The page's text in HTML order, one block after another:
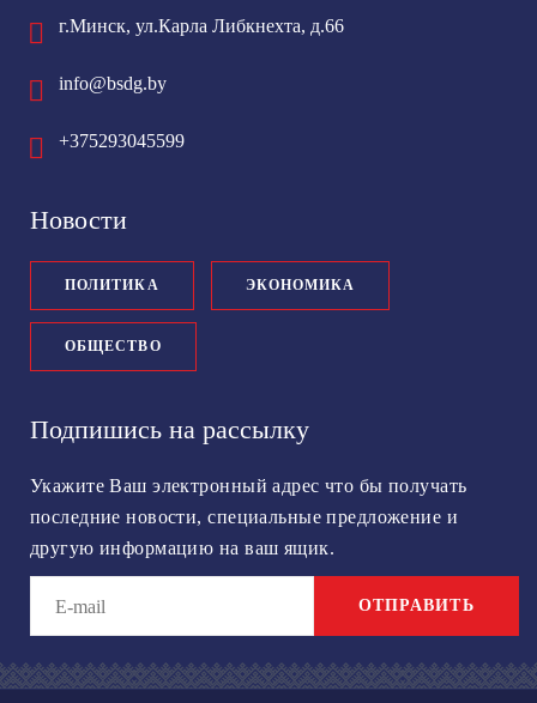
г.Минск, ул.Карла Либкнехта, д.66
info@bsdg.by
+375293045599
Новости
ПОЛИТИКА ЭКОНОМИКА
ОБЩЕСТВО
Подпишись на рассылку
Укажите Ваш электронный адрес что бы получать
последние новости, специальные предложение и
другую информацию на ваш ящик.
ОТПРАВИТЬ